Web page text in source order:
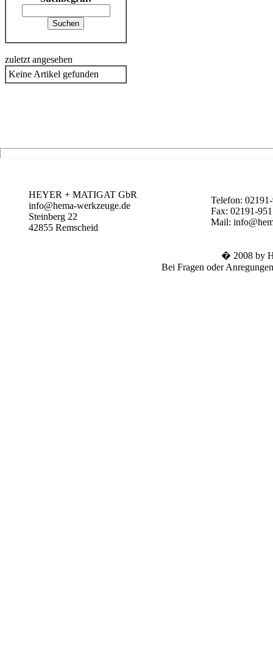
zuletzt angesehen
Keine Artikel gefunden
HEYER + MATIGAT GbR
info@hema-werkzeuge.de
Steinberg 22
42855 Remscheid
Telefon:
Fax: 02191-
Mail:
� 2008 by
Bei Fragen oder